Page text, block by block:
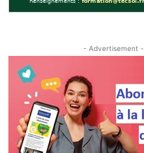
- Advertisement -